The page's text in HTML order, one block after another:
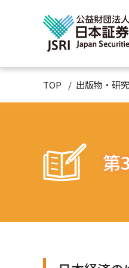
TOP 出版物・研
第